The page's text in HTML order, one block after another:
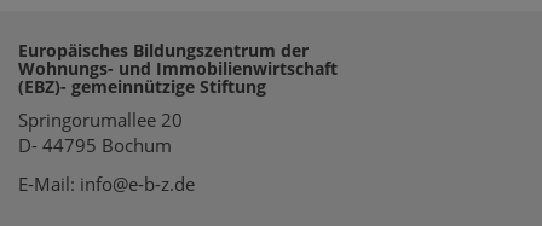
Europäisches Bildungszentrum der
Wohnungs- und Immobilienwirtschaft
(EBZ)- gemeinnützige Stiftung
Springorumallee 20
D- 44795 Bochum
E-Mail: info@e-b-z.de